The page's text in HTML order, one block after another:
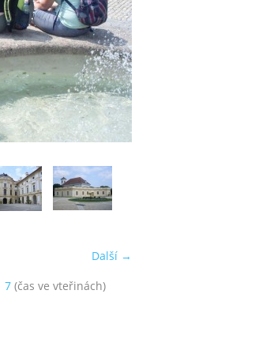
Další →
7(čas ve vteřinách)